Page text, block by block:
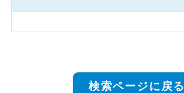
検索ページに戻る